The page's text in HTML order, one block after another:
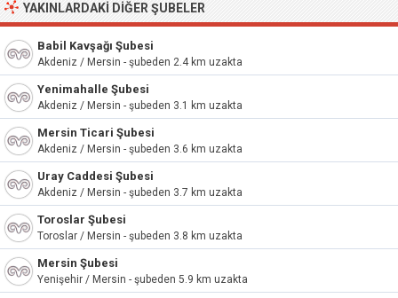
YAKINLARDAKI DIĞER ŞUBELER
Babil Kavşağı Şubesi
Akdeniz / Mersin - şubeden 2.4 km uzakta
Yenimahalle Şubesi
Akdeniz / Mersin - şubeden 3.1 km uzakta
Mersin Ticari Şubesi
Akdeniz / Mersin - şubeden 3.6 km uzakta
Uray Caddesi Şubesi
Akdeniz / Mersin - şubeden 3.7 km uzakta
Toroslar Şubesi
Toroslar / Mersin - şubeden 3.8 km uzakta
Mersin Şubesi
Yenişehir / Mersin - şubeden 5.9 km uzakta